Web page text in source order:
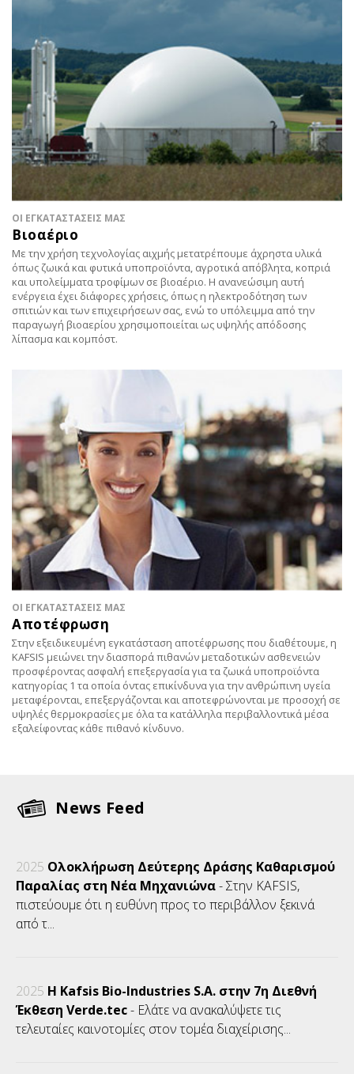
ΟΙ ΕΓΚΑΤΑΣΤΑΣΕΙΣ ΜΑΣ
Βιοαέριο
Με την χρήση τεχνολογίας αιχμής μετατρέπουμε άχρηστα υλικά
όπως ζωικά και φυτικά υποπροϊόντα, αγροτικά απόβλητα, κοπριά
και υπολείμματα τροφίμων σε βιοαέριο. Η ανανεώσιμη αυτή
ενέργεια έχει διάφορες χρήσεις, όπως η ηλεκτροδότηση των
σπιτιών και των επιχειρήσεων σας, ενώ το υπόλειμμα από την
παραγωγή βιοαερίου χρησιμοποιείται ως υψηλής απόδοσης
λίπασμα και κομπόστ.
ΟΙ ΕΓΚΑΤΑΣΤΑΣΕΙΣ ΜΑΣ
Αποτέφρωση
Στην εξειδικευμένη εγκατάσταση αποτέφρωσης που διαθέτουμε, η
KAFSIS μειώνει την διασπορά πιθανών μεταδοτικών ασθενειών
προσφέροντας ασφαλή επεξεργασία για τα ζωικά υποπροϊόντα
κατηγορίας 1 τα οποία όντας επικίνδυνα για την ανθρώπινη υγεία
μεταφέρονται, επεξεργάζονται και αποτεφρώνονται με προσοχή σε
υψηλές θερμοκρασίες με όλα τα κατάλληλα περιβαλλοντικά μέσα
εξαλείφοντας κάθε πιθανό κίνδυνο.
News Feed
2025 Ολοκλήρωση Δεύτερης Δράσης Καθαρισμού
Παραλίας στη Νέα Μηχανιώνα- Στην KAFSIS,
πιστεύουμε ότι η ευθύνη προς το περιβάλλον ξεκινά
από τ...
2025 Η Kafsis Bio-Industries S.A. στην 7η Διεθνή
Έκθεση Verde.tec- Ελάτε να ανακαλύψετε τις
τελευταίες καινοτομίες στον τομέα διαχείρισης...